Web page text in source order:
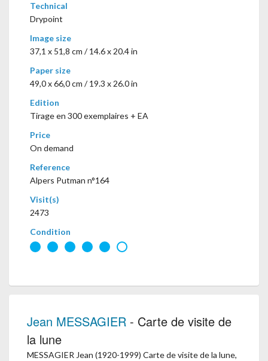
Technical
Drypoint
Image size
37,1 x 51,8 cm / 14.6 x 20.4 in
Paper size
49,0 x 66,0 cm / 19.3 x 26.0 in
Edition
Tirage en 300 exemplaires + EA
Price
On demand
Reference
Alpers Putman n°164
Visit(s)
2473
Condition
Jean MESSAGIER - Carte de visite de
la lune
MESSAGIER Jean (1920-1999) Carte de visite de la lune,